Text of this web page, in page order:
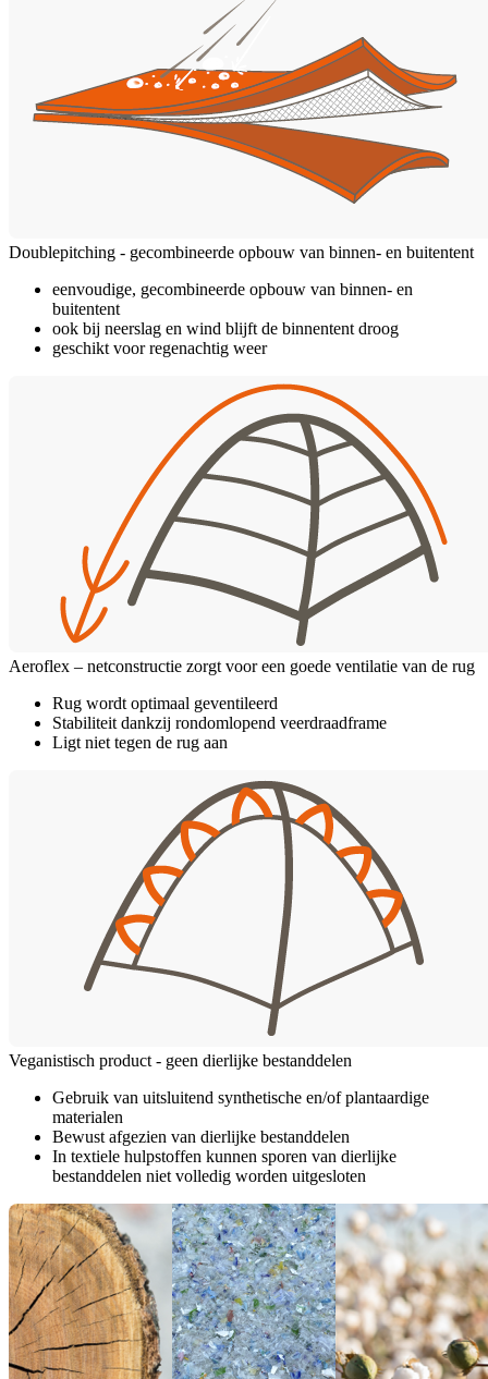
Doublepitching - gecombineerde opbouw van binnen- en buitentent
eenvoudige, gecombineerde opbouw van binnen- en
buitentent
ook bij neerslag en wind blijft de binnentent droog
geschikt voor regenachtig weer
Aeroflex – netconstructie zorgt voor een goede ventilatie van de rug
Rug wordt optimaal geventileerd
Stabiliteit dankzij rondomlopend veerdraadframe
Ligt niet tegen de rug aan
Veganistisch product - geen dierlijke bestanddelen
Gebruik van uitsluitend synthetische en/of plantaardige
materialen
Bewust afgezien van dierlijke bestanddelen
In textiele hulpstoffen kunnen sporen van dierlijke
bestanddelen niet volledig worden uitgesloten